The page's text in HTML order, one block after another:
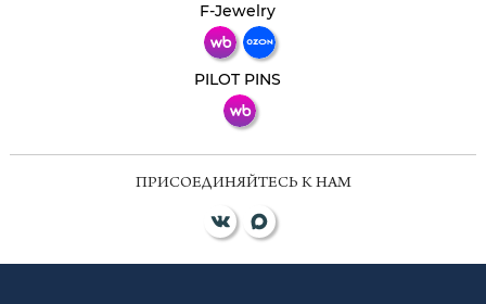
F-Jewelry
PILOT PINS
ПРИСОЕДИНЯЙТЕСЬ К НАМ